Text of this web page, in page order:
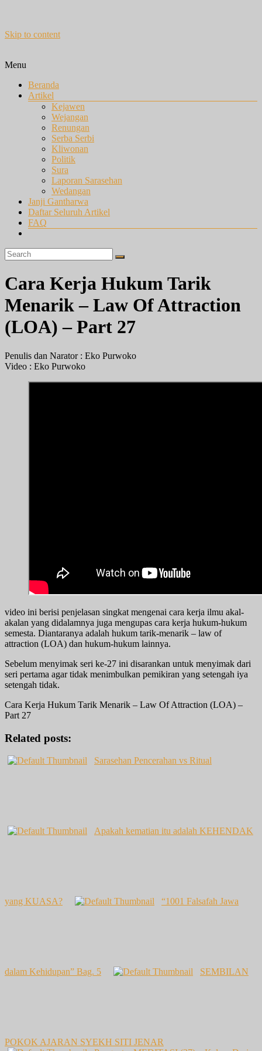
Skip to content
Menu
Beranda
Artikel
Kejawen
Wejangan
Renungan
Serba Serbi
Kliwonan
Politik
Sura
Laporan Sarasehan
Wedangan
Janji Gantharwa
Daftar Seluruh Artikel
FAQ
Cara Kerja Hukum Tarik
Menarik – Law Of Attraction
(LOA) – Part 27
Penulis dan Narator : Eko Purwoko
Video : Eko Purwoko
video ini berisi penjelasan singkat mengenai cara kerja ilmu akal-
akalan yang didalamnya juga mengupas cara kerja hukum-hukum
semesta. Diantaranya adalah hukum tarik-menarik – law of
attraction (LOA) dan hukum-hukum lainnya.
Sebelum menyimak seri ke-27 ini disarankan untuk menyimak dari
seri pertama agar tidak menimbulkan pemikiran yang setengah iya
setengah tidak.
Cara Kerja Hukum Tarik Menarik – Law Of Attraction (LOA) –
Part 27
Related posts:
Sarasehan Pencerahan vs Ritual
Apakah kematian itu adalah KEHENDAK
yang KUASA? “1001 Falsafah Jawa
dalam Kehidupan” Bag. 5 SEMBILAN
POKOK AJARAN SYEKH SITI JENAR